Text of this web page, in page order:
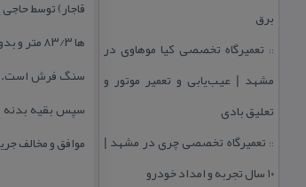
برق
:: تعمیرگاه تخصصی كیا موهاوی در
مشهد | عیب‌یابی و تعمیر موتور و
تعلیق بادی
:: تعمیرگاه تخصصی چری در مشهد |
۱۰ سال تجربه و امداد خودرو
موافق و مخالف جریان آب